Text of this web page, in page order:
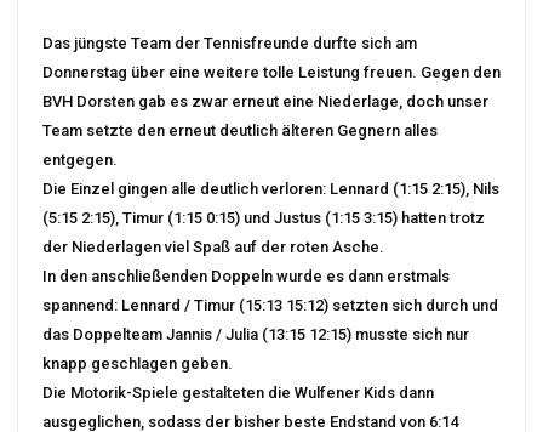
Das jüngste Team der Tennisfreunde durfte sich am
Donnerstag über eine weitere tolle Leistung freuen. Gegen den
BVH Dorsten gab es zwar erneut eine Niederlage, doch unser
Team setzte den erneut deutlich älteren Gegnern alles
entgegen.
Die Einzel gingen alle deutlich verloren: Lennard (1:15 2:15), Nils
(5:15 2:15), Timur (1:15 0:15) und Justus (1:15 3:15) hatten trotz
der Niederlagen viel Spaß auf der roten Asche.
In den anschließenden Doppeln wurde es dann erstmals
spannend: Lennard / Timur (15:13 15:12) setzten sich durch und
das Doppelteam Jannis / Julia (13:15 12:15) musste sich nur
knapp geschlagen geben.
Die Motorik-Spiele gestalteten die Wulfener Kids dann
ausgeglichen, sodass der bisher beste Endstand von 6:14